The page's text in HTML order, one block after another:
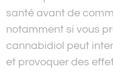
santé avant de
notamment si vous
cannabidiol peut
et provoquer des